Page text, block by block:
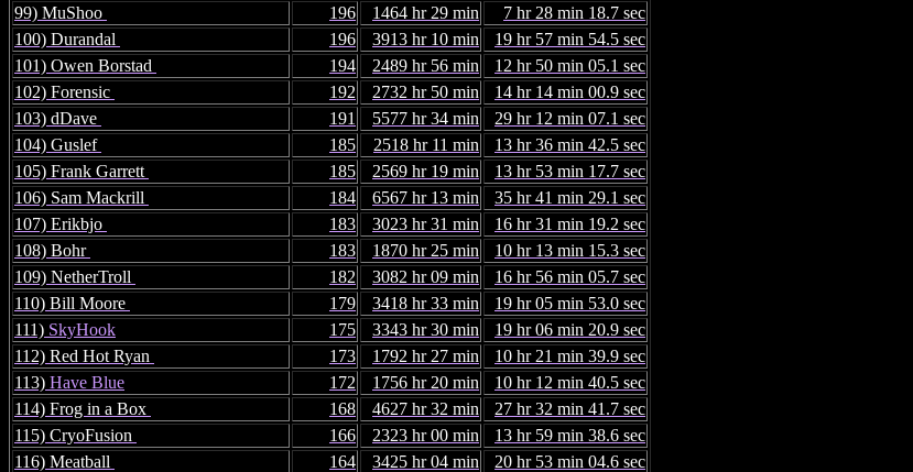
99) MuShoo
196 1464 hr 29 min
7 hr 28 min 18.7 sec
100) Durandal
196 3913 hr 10 min
19 hr 57 min 54.5 sec
101) Owen Borstad
194 2489 hr 56 min
12 hr 50 min 05.1 sec
102) Forensic
192 2732 hr 50 min
14 hr 14 min 00.9 sec
103) dDave
191 5577 hr 34 min
29 hr 12 min 07.1 sec
104) Guslef
185 2518 hr 11 min
13 hr 36 min 42.5 sec
105) Frank Garrett
185 2569 hr 19 min
13 hr 53 min 17.7 sec
106) Sam Mackrill
184 6567 hr 13 min
35 hr 41 min 29.1 sec
107) Erikbjo
183 3023 hr 31 min
16 hr 31 min 19.2 sec
108) Bohr
183 1870 hr 25 min
10 hr 13 min 15.3 sec
109) NetherTroll
182 3082 hr 09 min
16 hr 56 min 05.7 sec
110) Bill Moore
179 3418 hr 33 min
19 hr 05 min 53.0 sec
111) SkyHook 175 3343 hr 30 min
19 hr 06 min 20.9 sec
112) Red Hot Ryan
173 1792 hr 27 min
10 hr 21 min 39.9 sec
113) Have Blue 172 1756 hr 20 min
10 hr 12 min 40.5 sec
114) Frog in a Box
168 4627 hr 32 min
27 hr 32 min 41.7 sec
115) CryoFusion
166 2323 hr 00 min
13 hr 59 min 38.6 sec
116) Meatball
164 3425 hr 04 min
20 hr 53 min 04.6 sec